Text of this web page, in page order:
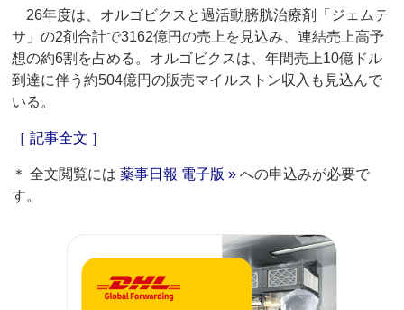
26年度は、オルゴビクスと過活動膀胱治療剤「ジェムテ
サ」の2剤合計で3162億円の売上を見込み、連結売上高予
想の約6割を占める。オルゴビクスは、年間売上10億ドル
到達に伴う約504億円の販売マイルストン収入も見込んで
いる。
［ 記事全文 ］
＊ 全文閲覧には薬事日報 電子版 » への申込みが必要で
す。